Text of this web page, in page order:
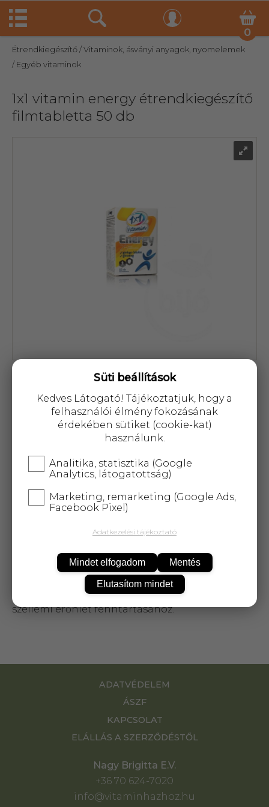
0
Étrendkiegészítő/ Vitaminok, ásványi anyagok, nyomelemek
/ Egyéb vitaminok
1x1 vitamin energy étrendkiegészítő
filmtabletta 50 db
Cikkszám: 52969
4 172 Ft
KOSÁRBA
25 000 Ftfelett5 kg-ig
immunrendszer normál működéséhez. A ginkgo
biloba hozzájárul a keringési rendszer normál
működéséhez, a megfelelő véráramláshoz. A
ginzeng hozzájárul a megfelelő fizikai és
szellemi erőnlét fenntartásához.
ADATVÉDELEM
ÁSZF
KAPCSOLAT
ELÁLLÁS A SZERZŐDÉSTŐL
Nagy Brigitta E.V.
+36 70 624-7020
info@vitaminhazhoz.hu
Süti beállítások
Kedves Látogató! Tájékoztatjuk, hogy a
felhasználói élmény fokozásának
érdekében sütiket (cookie-kat)
használunk.
Analitika, statisztika (Google
Analytics, látogatottság)
Marketing, remarketing (Google Ads,
Facebook Pixel)
Adatkezelési tájékoztató
Mindet elfogadom Mentés
Elutasítom mindet